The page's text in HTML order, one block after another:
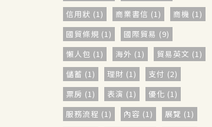
信用狀 (1)
商業書信 (1)
商機 (1)
國貿條規 (1)
國際貿易 (9)
懶人包 (1)
海外 (1)
貿易英文 (1)
儲蓄 (1)
理財 (1)
支付 (2)
票房 (1)
表演 (1)
優化 (1)
服務流程 (1)
內容 (1)
展覽 (1)